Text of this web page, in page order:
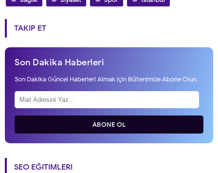
TAKIP ET
Son Dakika Haberleri
Son Dakika Güncel Haberleri Almak için Bültenimize Abone Olun.
ABONE OL
SEO EĞITIMLERI